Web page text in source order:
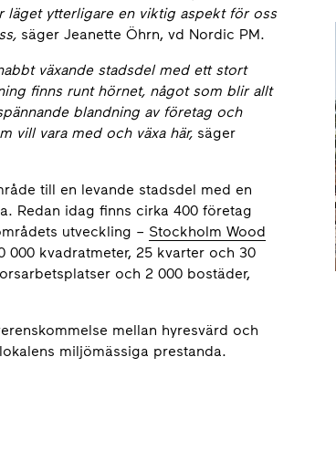
läget ytterligare en viktig aspekt för oss
säger Jeanette Öhrn, vd Nordic PM.
växande stadsdel med ett stort
finns runt hörnet, något som blir allt
blandning av företag och
vill vara med och växa här, säger
till en levande stadsdel med en
Redan idag finns cirka 400 företag
utveckling – Stockholm Wood
kvadratmeter, 25 kvarter och 30
och 2 000 bostäder,
mellan hyresvärd och
miljömässiga prestanda.